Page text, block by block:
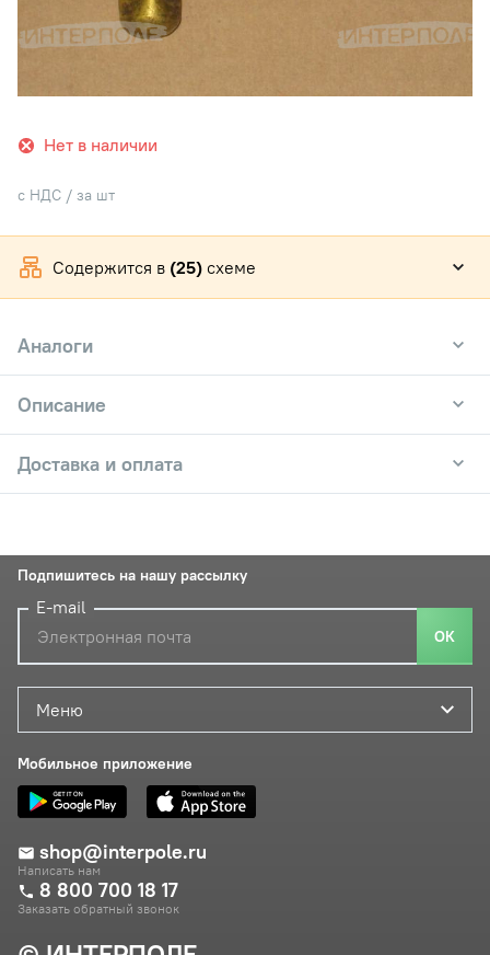
Нет в наличии
с НДС / за шт
Содержится в (25) схеме
Аналоги
Описание
Доставка и оплата
Меню
Мобильное приложение
shop@interpole.ru
Написать нам
8 800 700 18 17
Заказать обратный звонок
Подпишитесь на нашу рассылку
E-mail
ОК